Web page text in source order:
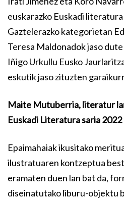
euskarazko Euskadi
Gaztelerazko kategorietan
Teresa Maldonadok jaso
Iñigo Urkullu Eusko
eskutik jaso zituzten
Maite Mutuberria, literatur
Euskadi Literatura saria 2022
Epaimahaiak ikusitako
ilustratuaren kontzeptua
eramaten duen lan bat da,
diseinatutako liburu-objektu